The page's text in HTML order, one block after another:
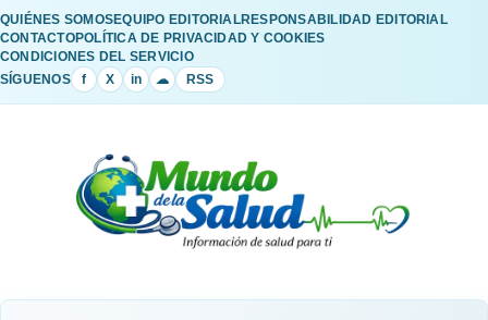
QUIÉNES SOMOSEQUIPO EDITORIALRESPONSABILIDAD EDITORIAL
CONTACTOPOLÍTICA DE PRIVACIDAD Y COOKIES
CONDICIONES DEL SERVICIO
SÍGUENOS
f X in ☁ RSS